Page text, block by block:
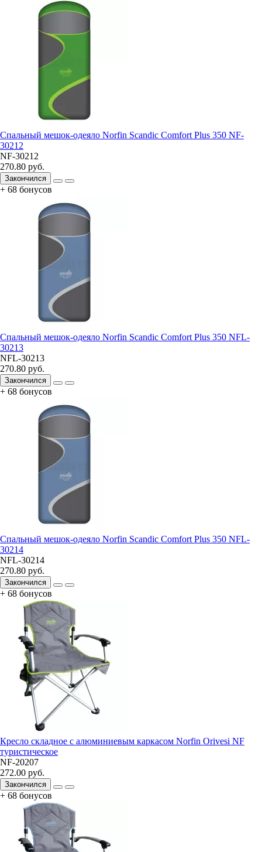
Спальный мешок-одеяло Norfin Scandic Comfort Plus 350 NF-
30212
NF-30212
270.80 руб.
Закончился
+ 68 бонусов
Спальный мешок-одеяло Norfin Scandic Comfort Plus 350 NFL-
30213
NFL-30213
270.80 руб.
Закончился
+ 68 бонусов
Спальный мешок-одеяло Norfin Scandic Comfort Plus 350 NFL-
30214
NFL-30214
270.80 руб.
Закончился
+ 68 бонусов
Кресло складное с алюминиевым каркасом Norfin Orivesi NF
туристическое
NF-20207
272.00 руб.
Закончился
+ 68 бонусов